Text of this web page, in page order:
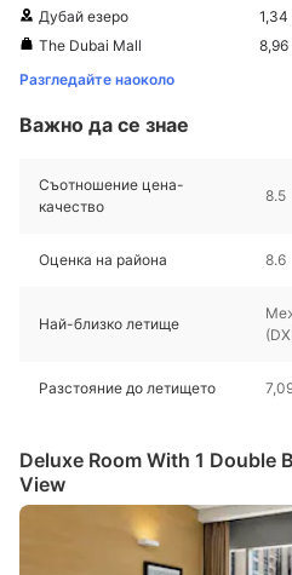
Дубай езеро
1,34
The Dubai Mall
8,96
Разгледайте наоколо
Важно да се знае
Съотношение цена-
качество
8.5
Оценка на района 8.6
Най-близко летище
Разстояние до летището
Deluxe Room With 1 Double
View